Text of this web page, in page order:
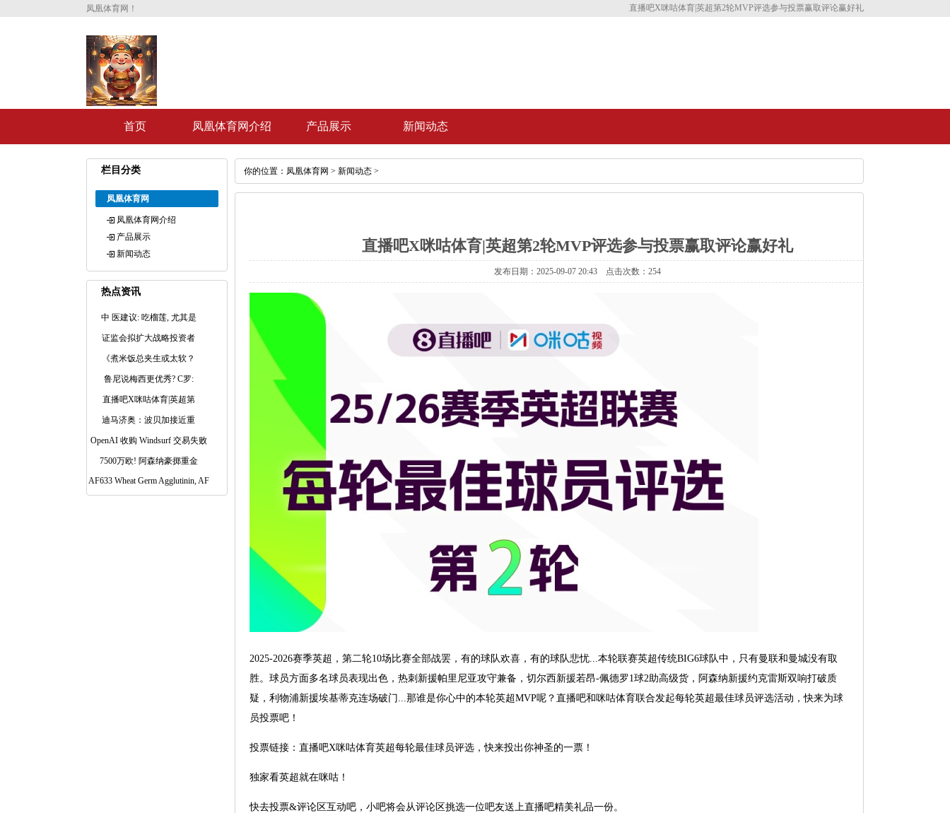
凤凰体育网！ 直播吧X咪咕体育|英超第2轮MVP评选参与投票赢取评论赢好礼
首页 凤凰体育网介绍 产品展示 新闻动态
栏目分类
凤凰体育网
凤凰体育网介绍
产品展示
新闻动态
热点资讯
中 医建议: 吃榴莲, 尤其是
证监会拟扩大战略投资者
《煮米饭总夹生或太软？
鲁尼说梅西更优秀? C罗:
直播吧X咪咕体育|英超第
迪马济奥：波贝加接近重
OpenAI 收购 Windsurf 交易失败
7500万欧! 阿森纳豪掷重金
AF633 Wheat Germ Agglutinin, AF
你的位置： 凤凰体育网 > 新闻动态 >
直播吧X咪咕体育|英超第2轮MVP评选参与投票赢取评论赢好礼
发布日期：2025-09-07 20:43 点击次数：254
2025-2026赛季英超，第二轮10场比赛全部战罢，有的球队欢喜，有的球队悲忧...本轮联赛英超传统BIG6球队中，只有曼联和曼城没有取
胜。球员方面多名球员表现出色，热刺新援帕里尼亚攻守兼备，切尔西新援若昂-佩德罗1球2助高级货，阿森纳新援约克雷斯双响打破质
疑，利物浦新援埃基蒂克连场破门...那谁是你心中的本轮英超MVP呢？直播吧和咪咕体育联合发起每轮英超最佳球员评选活动，快来为球
员投票吧！
投票链接：直播吧X咪咕体育英超每轮最佳球员评选，快来投出你神圣的一票！
独家看英超就在咪咕！
快去投票&评论区互动吧，小吧将会从评论区挑选一位吧友送上直播吧精美礼品一份。